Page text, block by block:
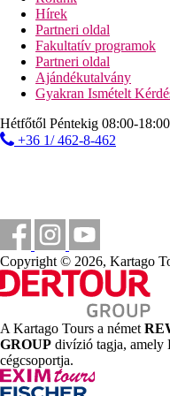
Sporttevékenységek
SPA központ
masszázsok
biliárd
Fitnesz
vízi sportok a
Élelmiszer az árban
reggelit, ebédet
napközben
korlátlan
Sorsolás a
időpontokban
Hivatalos kategória
4 csillag
Távolságok
35 km
Távolság a legközelebbi
Hírek
Partneri oldal
Fakultatív programok
Partneri oldal
Ajándékutalvány
Gyakran Ismételt
Hétfőtől Péntekig 08:00-
+36 1/ 462-8-462
Copyright © 2026, Kartago
A Kartago Tours a német
GROUP divízió tagja, amely
cégcsoportja.